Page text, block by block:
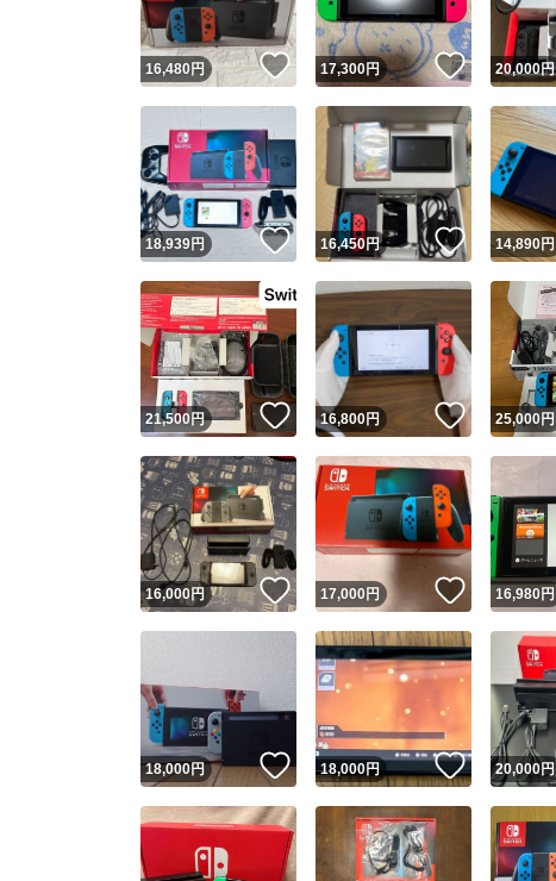
16,480円 いいね！
17,300円 いいね！
20,000円
18,939円 いいね！
16,450円 いいね！
14,890円
21,500 円 いいね！
16,800円 いいね！
25,000円
16,000円 いいね！
17,000円 いいね！
16,980円
18,000円 いいね！
18,000円 いいね！
20,000円